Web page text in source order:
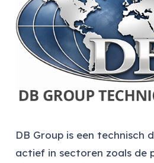
DB Group is een technisch
actief in sectoren zoals de